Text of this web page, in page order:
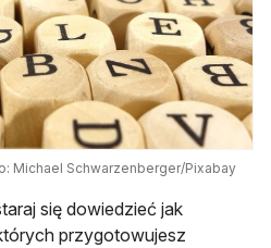
Michael Schwarzenberger/Pixabay
się dowiedzieć jak
przygotowujesz